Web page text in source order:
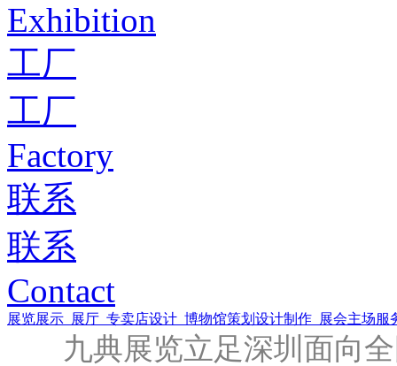
Exhibition
工厂
工厂
Factory
联系
联系
Contact
展览展示 展厅 专卖店设计 博物馆策划设计制作 展会主场服
九典展览立足深圳面向全